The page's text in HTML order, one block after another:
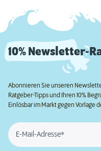
10% Newsletter-
Abonnieren Sie unseren
Ratgeber-Tipps und Ihren 10%
Einlösbar im Markt gegen Vorlage
E-Mail-Adresse*